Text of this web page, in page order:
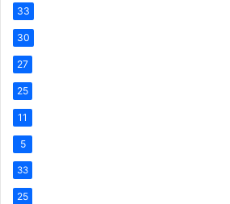
33
30
27
25
11
5
33
25